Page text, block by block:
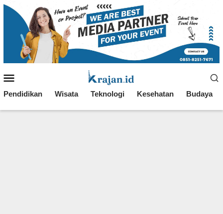
Loncat
Mobile
Pendidikan Wisata Teknologi Kesehatan Budaya